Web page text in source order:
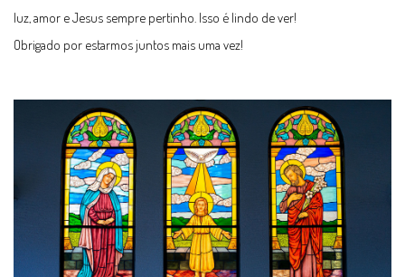
luz, amor e Jesus sempre pertinho. Isso é lindo de ver!
Obrigado por estarmos juntos mais uma vez!